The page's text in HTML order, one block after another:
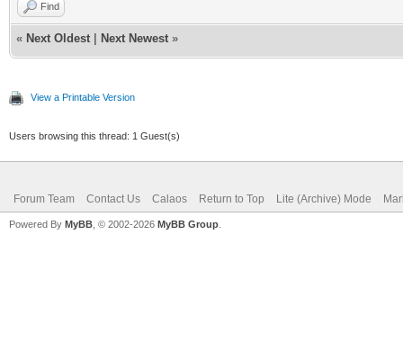
Find
« Next Oldest Next Newest »
View a Printable Version
Users browsing this thread: 1 Guest(s)
Forum Team Contact Us Calaos Return to Top Lite (Archive) Mode
Powered By MyBB , © 2002-2026 MyBB Group